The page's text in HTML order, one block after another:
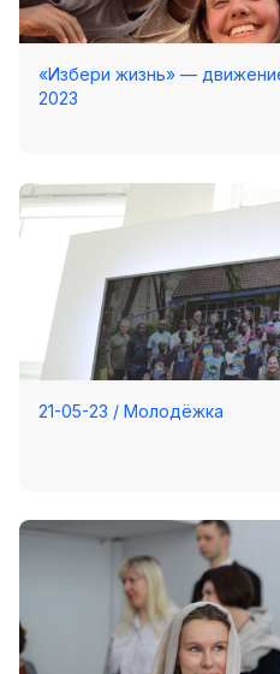
«Избери жизнь» —
2023
21-05-23 / Молодёжка